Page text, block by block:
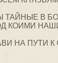
ТАЙНЫЕ В
КОИМИ
НА ПУТИ К